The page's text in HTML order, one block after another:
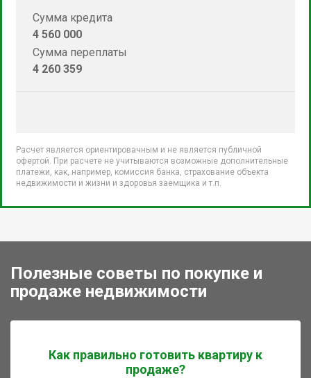
Сумма кредита
4 560 000
Сумма переплаты
4 260 359
Расчет является ориентировачным и не является публичной
офертой. При расчете не учитываются возможные дополнительные
платежи, как, например, комиссия банка, страхование объекта
недвижимости и жизни и здоровья заемщика и т.п.
Полезные советы по покупке и
продаже недвижимости
Как правильно готовить квартиру к
продаже?